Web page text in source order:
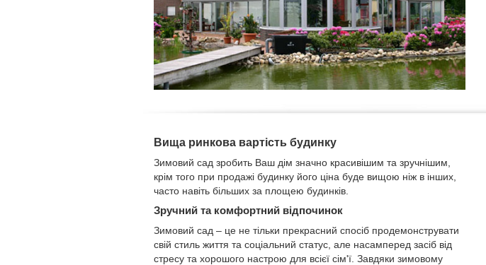
Вища ринкова вартість будинку
Зимовий сад зробить Ваш дім значно красивішим та зручнішим,
крім того при продажі будинку його ціна буде вищою ніж в інших,
часто навіть більших за площею будинків.
Зручний та комфортний відпочинок
Зимовий сад – це не тільки прекрасний спосіб продемонструвати
свій стиль життя та соціальний статус, але насамперед засіб від
стресу та хорошого настрою для всієї сім'ї. Завдяки зимовому